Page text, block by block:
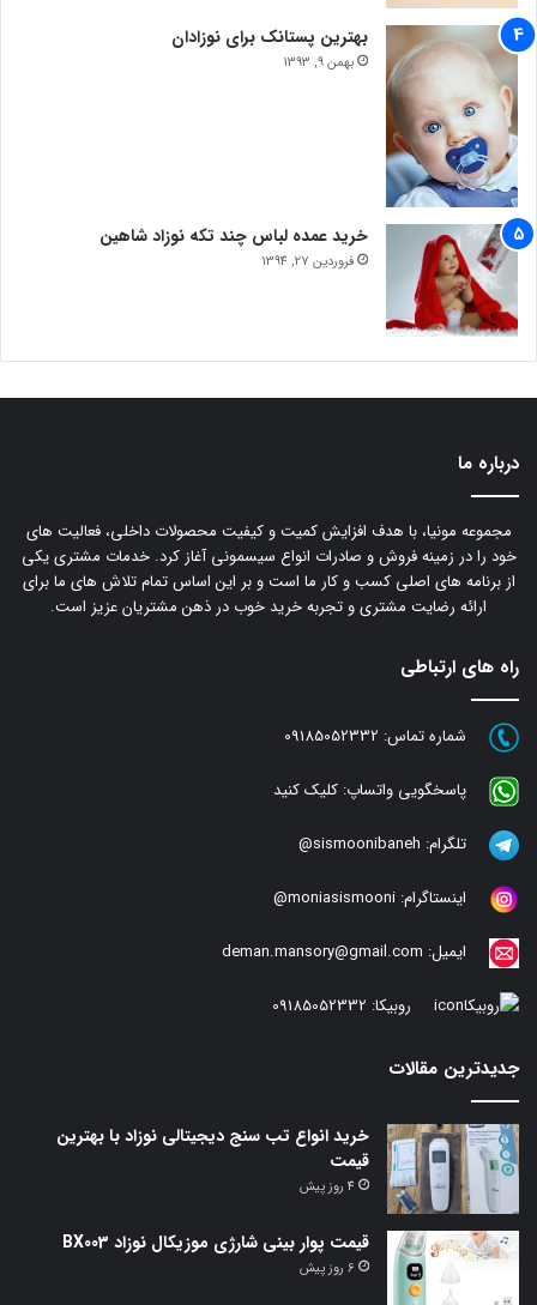
بهترین پستانک برای نوزادان
بهمن 9, 1393
خرید عمده لباس چند تکه نوزاد شاهین
فروردین 27, 1394
درباره ما
مجموعه مونیا، با هدف افزایش کمیت و کیفیت محصولات داخلی، فعالیت های
خود را در زمینه فروش و صادرات انواع سیسمونی آغاز کرد. خدمات مشتری یکی
از برنامه های اصلی کسب و کار ما است و بر این اساس تمام تلاش های ما برای
ارائه رضایت مشتری و تجربه خرید خوب در ذهن مشتریان عزیز است.
راه های ارتباطی
شماره تماس: 09185052332
پاسخگویی واتساپ: کلیک کنید
تلگرام: sismoonibaneh@
اینستاگرام: moniasismooni@
ایمیل: deman.mansory@gmail.com
روبیکا: 09185052332
جدیدترین مقالات
خرید انواع تب سنج دیجیتالی نوزاد با بهترین
قیمت
4 روز پیش
قیمت پوار بینی شارژی موزیکال نوزاد BX003
6 روز پیش